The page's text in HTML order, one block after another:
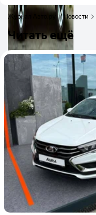
Журнал Авто.ру Новости
Читать ещё